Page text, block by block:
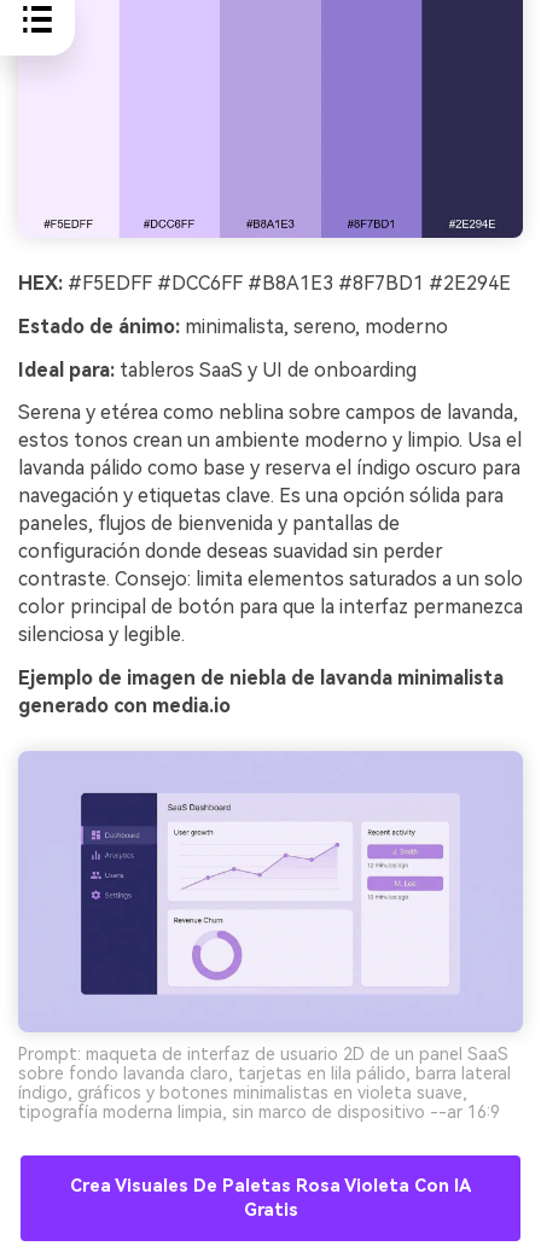
HEX: #F5EDFF #DCC6FF #B8A1E3 #8F7BD1 #2E294E
Estado de ánimo: minimalista, sereno, moderno
Ideal para: tableros SaaS y UI de onboarding
Serena y etérea como neblina sobre campos de lavanda,
estos tonos crean un ambiente moderno y limpio. Usa el
lavanda pálido como base y reserva el índigo oscuro para
navegación y etiquetas clave. Es una opción sólida para
paneles, flujos de bienvenida y pantallas de
configuración donde deseas suavidad sin perder
contraste. Consejo: limita elementos saturados a un solo
color principal de botón para que la interfaz permanezca
silenciosa y legible.
Ejemplo de imagen de niebla de lavanda minimalista
generado con media.io
Prompt: maqueta de interfaz de usuario 2D de un panel SaaS
sobre fondo lavanda claro, tarjetas en lila pálido, barra lateral
índigo, gráficos y botones minimalistas en violeta suave,
tipografía moderna limpia, sin marco de dispositivo --ar 16:9
Crea Visuales De Paletas Rosa Violeta Con IA
Gratis